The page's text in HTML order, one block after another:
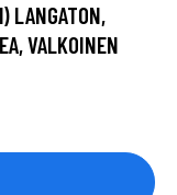
LANGATON,
VALKOINEN